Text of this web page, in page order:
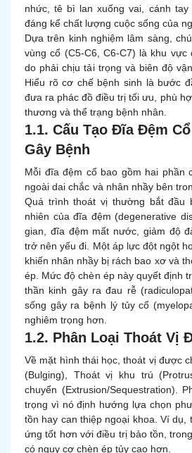
nhức, tê bì lan xuống vai, cánh tay
đáng kể chất lượng cuộc sống của
Dựa trên kinh nghiệm lâm sàng,
vùng cổ (C5-C6, C6-C7) là khu
do phải chịu tải trọng và biên độ
Hiểu rõ cơ chế bệnh sinh là bước
đưa ra phác đồ điều trị tối ưu, phù
thương và thể trạng bệnh nhân.
1.1. Cấu Tạo Đĩa Đệm
Gây Bệnh
Mỗi đĩa đệm cổ bao gồm hai phần
ngoài dai chắc và nhân nhầy bên
Quá trình thoát vị thường bắt đầu
nhiên của đĩa đệm (degenerative
gian, đĩa đệm mất nước, giảm độ
trở nên yếu đi. Một áp lực đột ngột
khiến nhân nhầy bị rách bao xơ và
ép. Mức độ chèn ép này quyết định
thần kinh gây ra đau rễ
sống gây ra bệnh lý tủy cổ
nghiêm trọng hơn.
1.2. Phân Loại Thoát Vị
Về mặt hình thái học, thoát vị được
(Bulging), Thoát vị khu trú
chuyển (Extrusion/Sequestration).
trọng vì nó định hướng lựa chọn
tồn hay can thiệp ngoại khoa. Ví dụ,
ứng tốt hơn với điều trị bảo tồn,
có nguy cơ chèn ép tủy cao hơn.